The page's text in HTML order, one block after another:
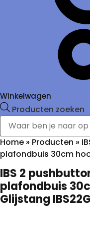
Winkelwagen
Producten zoeken
Home » Producten »
plafondbuis 30cm
IBS 2
plafondbuis
Glijstang